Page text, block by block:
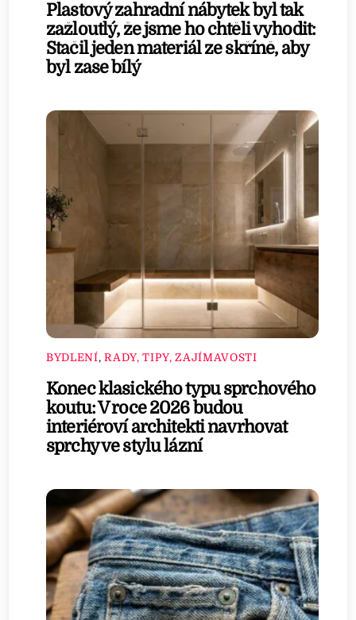
Plastový zahradní nábytek byl tak
zažloutlý, že jsme ho chtěli vyhodit:
Stačil jeden materiál ze skříně, aby
byl zase bílý
BYDLENÍ,RADY, TIPY, ZAJÍMAVOSTI
Konec klasického typu sprchového
koutu: V roce 2026 budou
interiéroví architekti navrhovat
sprchy ve stylu lázní